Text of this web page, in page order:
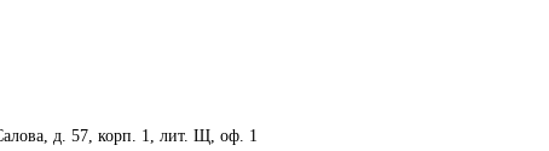
д. 57, корп. 1, лит. Щ, оф. 1